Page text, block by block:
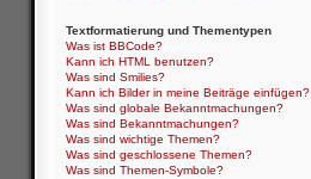
Textformatierung und Thementypen
Was ist BBCode?
Kann ich HTML benutzen?
Was sind Smilies?
Kann ich Bilder in meine Beiträge einfügen?
Was sind globale Bekanntmachungen?
Was sind Bekanntmachungen?
Was sind wichtige Themen?
Was sind geschlossene Themen?
Was sind Themen-Symbole?